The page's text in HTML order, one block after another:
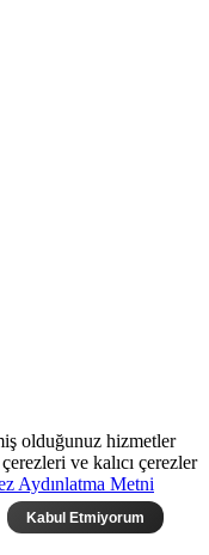
olduğunuz hizmetler
ve kalıcı çerezler
Aydınlatma Metni
Kabul Etmiyorum